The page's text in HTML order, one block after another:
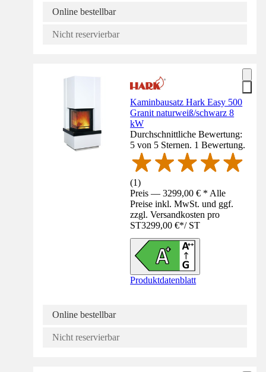
Online bestellbar
Nicht reservierbar
Kaminbausatz Hark Easy 500
Granit naturweiß/schwarz 8
kW
Durchschnittliche Bewertung:
5 von 5 Sternen. 1 Bewertung.
(1)
Preis — 3299,00 € * Alle
Preise inkl. MwSt. und ggf.
zzgl. Versandkosten pro
ST3299,00 €*/ ST
Produktdatenblatt
Online bestellbar
Nicht reservierbar